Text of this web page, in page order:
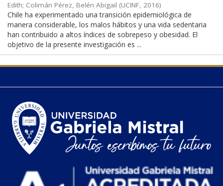
Edith; Colimán Pérez, Belén Abigail (UCINF, 2016)
Chile ha experimentado una transición epidemiológica de
manera considerable, los malos hábitos y una vida sedentaria
han contribuido a altos índices de sobrepeso y obesidad. El
objetivo de la presente investigación es ...